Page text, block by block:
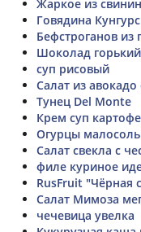
Жаркое из
Говядина
Бефстроганов из
Шоколад
суп рисовый
Салат из
Тунец Del Monte
Крем суп
Огурцы
Салат свекла с
филе куриное
RusFruit "Чёрная
Салат Мимоза
чечевица увелка